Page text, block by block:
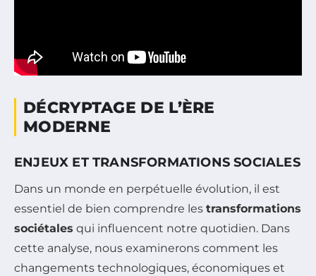
DÉCRYPTAGE DE L’ÈRE
MODERNE
ENJEUX ET TRANSFORMATIONS SOCIALES
Dans un monde en perpétuelle évolution, il est
essentiel de bien comprendre les transformations
sociétales qui influencent notre quotidien. Dans
cette analyse, nous examinerons comment les
changements technologiques, économiques et